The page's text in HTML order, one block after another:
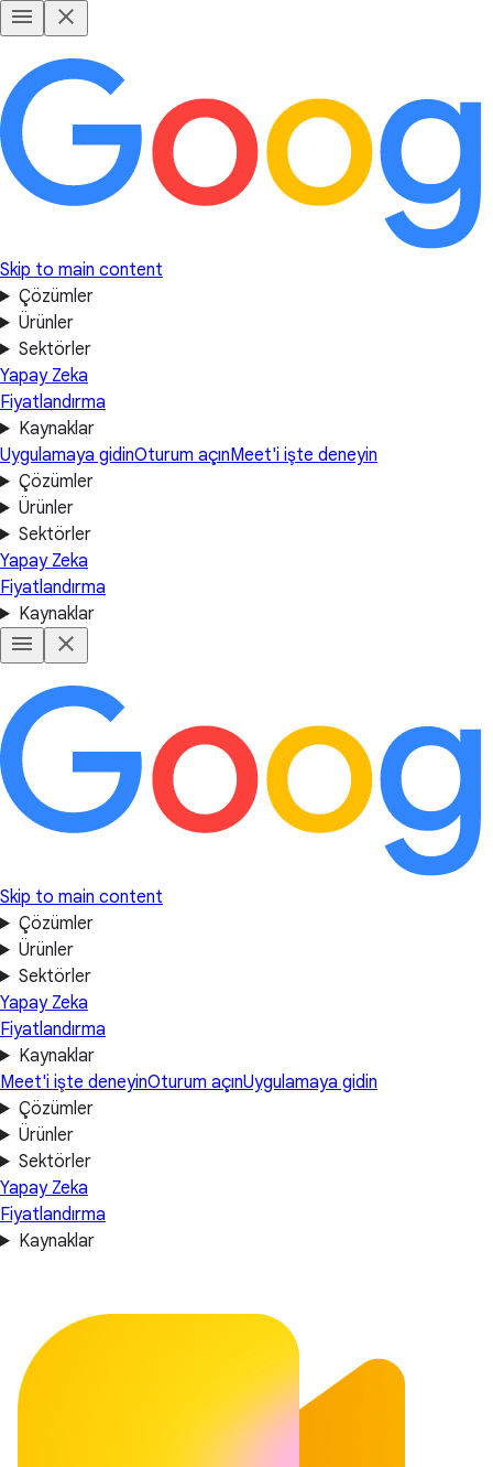
Skip to main content
Çözümler
Ürünler
Sektörler
Yapay Zeka
Fiyatlandırma
Kaynaklar
Uygulamaya gidinOturum açınMeet'i işte deneyin
Çözümler
Ürünler
Sektörler
Yapay Zeka
Fiyatlandırma
Kaynaklar
Skip to main content
Çözümler
Ürünler
Sektörler
Yapay Zeka
Fiyatlandırma
Kaynaklar
Meet'i işte deneyinOturum açınUygulamaya gidin
Çözümler
Ürünler
Sektörler
Yapay Zeka
Fiyatlandırma
Kaynaklar